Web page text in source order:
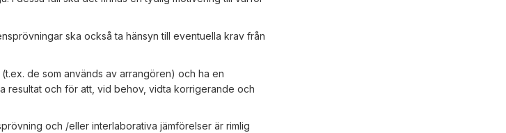
ska också ta hänsyn till eventuella krav från
de som används av arrangören) och ha en
resultat och för att, vid behov, vidta korrigerande och
och /eller interlaborativa jämförelser är rimlig